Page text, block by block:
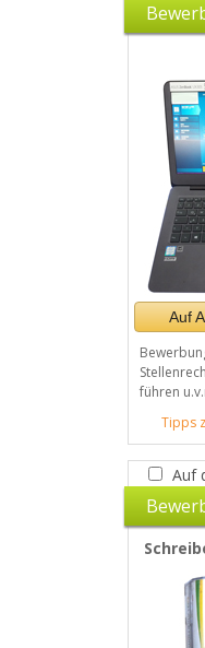
Auf
führen
Tipps
Auf